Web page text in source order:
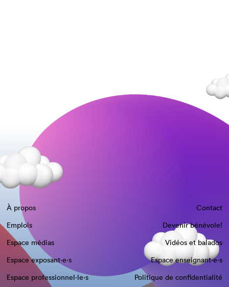
À propos
Contact
Emplois
Devenir bénévole!
Espace médias
Vidéos et balados
Espace exposant·e⋅s
Espace enseignant·e⋅s
Espace professionnel·le⋅s
Politique de confidentialité